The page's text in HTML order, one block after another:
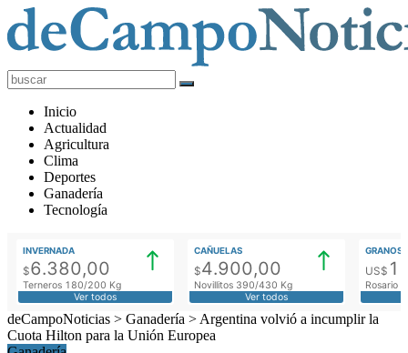
deCampoNoticias
Actualidad
Agropecuaria
Inicio
Actualidad
Agricultura
Clima
Deportes
Ganadería
Tecnología
INVERNADA
$6.380,00
Terneros 180/200 Kg
Ver todos
CAÑUELAS
$4.900,00
Novillitos 390/430 Kg
Ver todos
GRANOS
US$
Rosario
deCampoNoticias > Ganadería > Argentina volvió a incumplir la
Cuota Hilton para la Unión Europea